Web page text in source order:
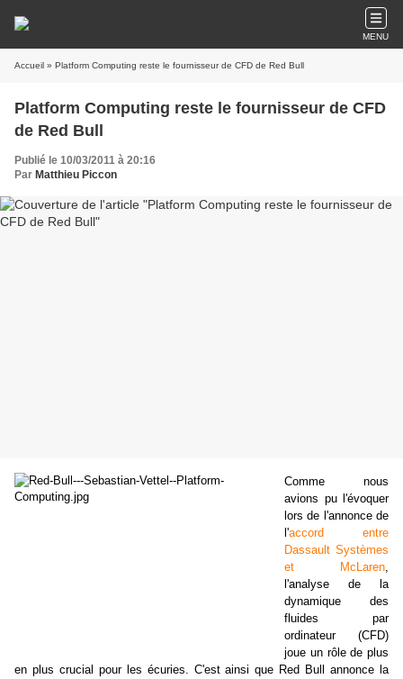
MENU
Accueil » Platform Computing reste le fournisseur de CFD de Red Bull
Platform Computing reste le fournisseur de CFD
de Red Bull
Publié le 10/03/2011 à 20:16
Par Matthieu Piccon
Comme nous
avions pu l'évoquer
lors de l'annonce de
l'accord entre
Dassault Systèmes
et McLaren,
l'analyse de la
dynamique des
fluides par
ordinateur (CFD)
joue un rôle de plus
en plus crucial pour les écuries. C'est ainsi que Red Bull annonce la